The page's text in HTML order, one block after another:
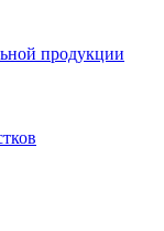
продукции